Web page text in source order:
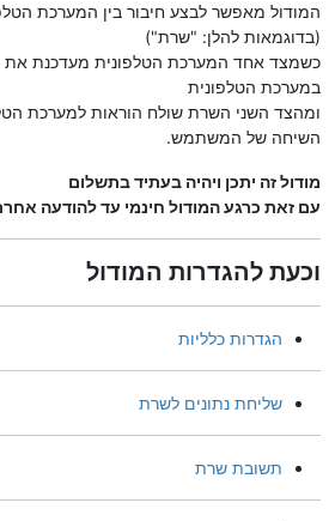
המודול מאפשר לבצע חיבור בין המערכת
(בדוגמאות להלן: "שרת")
כשמצד אחד המערכת הטלפונית מעדכנת את
במערכת הטלפונית
ומהצד השני השרת שולח הוראות למערכת
השיחה של המשתמש.
מודול זה יתכן ויהיה בעתיד בתשלום
עם זאת כרגע המודול חינמי עד להודעה
וכעת להגדרות המודול
הגדרות כלליות
שליחת נתונים לשרת
תשובת שרת